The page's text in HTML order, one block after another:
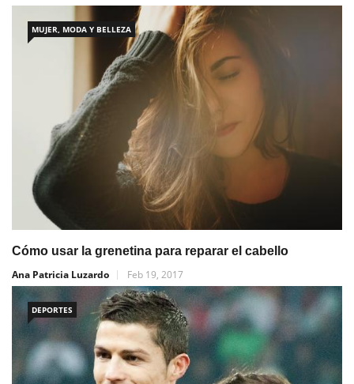
MUJER, MODA Y BELLEZA
Cómo usar la grenetina para reparar el cabello
Ana Patricia Luzardo
Feb 19, 2017
DEPORTES